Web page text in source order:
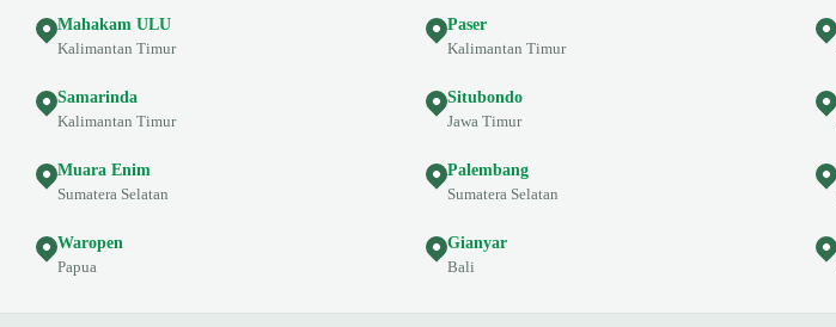
Mahakam ULU
Kalimantan Timur
Paser
Kalimantan Timur
Samarinda
Kalimantan Timur
Situbondo
Jawa Timur
Muara Enim
Sumatera Selatan
Palembang
Sumatera Selatan
Waropen
Papua
Gianyar
Bali